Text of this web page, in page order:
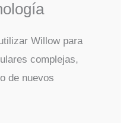
Willow para
complejas,
de nuevos